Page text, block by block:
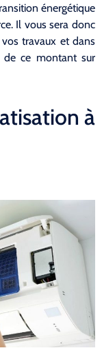
énergétique
Il vous sera donc
vos travaux et dans
de ce montant sur
à